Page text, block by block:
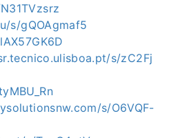
s/gQOAgmaf5
s/zC2Fj
s/O6VQF-